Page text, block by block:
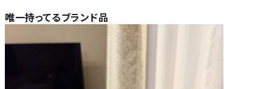
唯一持ってるブランド品